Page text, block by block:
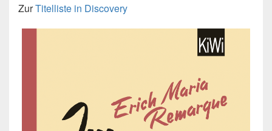
ZurTitelliste in Discovery